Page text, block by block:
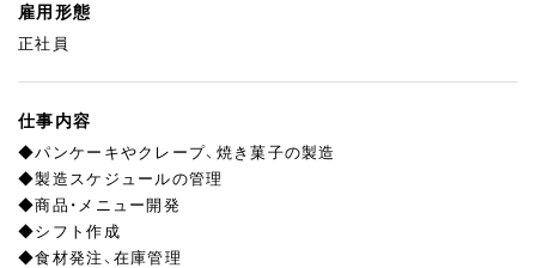
雇用形態
正社員
仕事内容
◆パンケーキやクレープ、焼き菓子の製造
◆製造スケジュールの管理
◆商品・メニュー開発
◆シフト作成
◆食材発注、在庫管理